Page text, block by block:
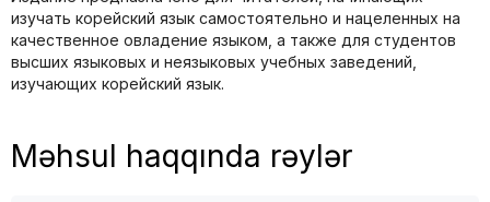
изучать корейский язык самостоятельно и нацеленных на
качественное овладение языком, а также для студентов
высших языковых и неязыковых учебных заведений,
изучающих корейский язык.
Məhsul haqqında rəylər